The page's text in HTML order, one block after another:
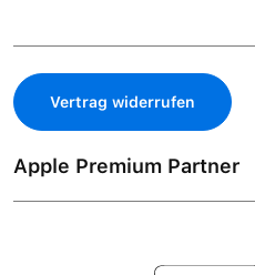
Vertrag widerrufen
Apple Premium Partner